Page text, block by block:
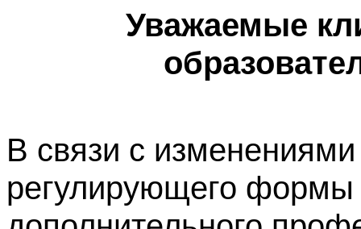
Уважаемые
В связи с изменениями
регулирующего формы